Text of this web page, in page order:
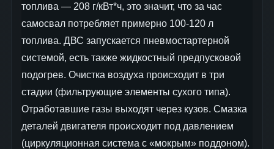
топлива — 208 г/кВт*ч, это значит, что за час
самосвал потребляет примерно 100-120 л
топлива. ДВС запускается пневмостартерной
системой, есть также жидкостный предпусковой
подогрев. Очистка воздуха происходит в три
стадии (фильтрующие элементы сухого типа).
Отработавшие газы выходят через кузов. Смазка
деталей двигателя происходит под давлением
(циркуляционная система с «мокрым» поддоном).